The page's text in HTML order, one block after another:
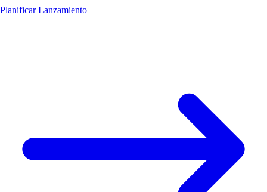
Planificar Lanzamiento